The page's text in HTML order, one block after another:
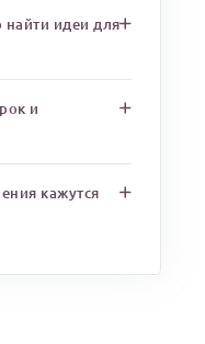
найти идеи для
и
кажутся